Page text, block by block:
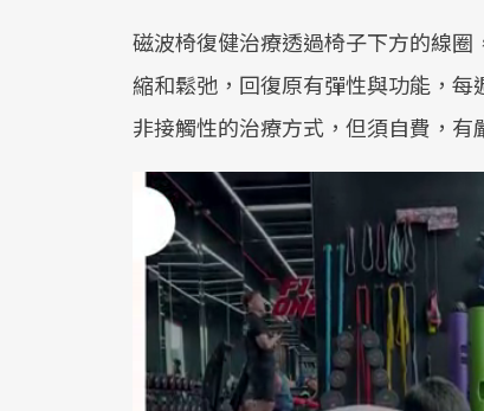
磁波椅復健治療透過椅子下方的線
縮和鬆弛，回復原有彈性與功能，每
非接觸性的治療方式，但須自費，有